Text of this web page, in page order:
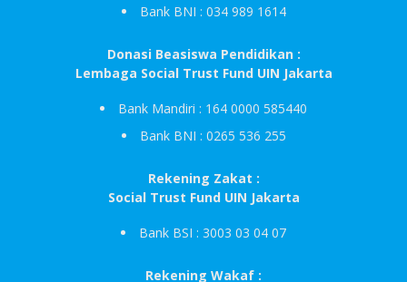
Bank BNI : 034 989 1614
Donasi Beasiswa Pendidikan :
Lembaga Social Trust Fund UIN Jakarta
Bank Mandiri : 164 0000 585440
Bank BNI : 0265 536 255
Rekening Zakat :
Social Trust Fund UIN Jakarta
Bank BSI : 3003 03 04 07
Rekening Wakaf :